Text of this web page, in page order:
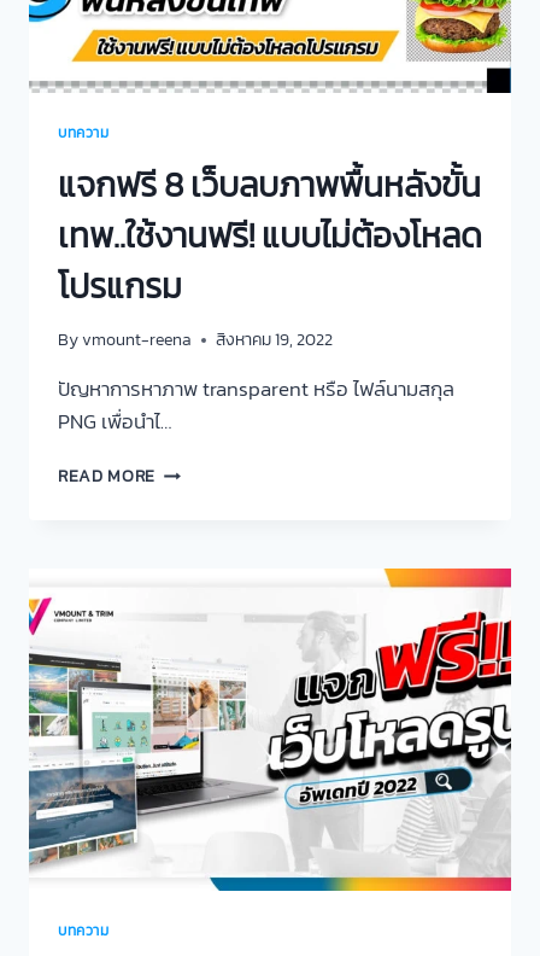
บทความ
แจกฟรี 8 เว็บลบภาพพื้นหลังขั้น
เทพ..ใช้งานฟรี! แบบไม่ต้องโหลด
โปรแกรม
Byvmount-reena สิงหาคม 19, 2022
ปัญหาการหาภาพ transparent หรือ ไฟล์นามสกุล
PNG เพื่อนำไ…
READ MORE
บทความ